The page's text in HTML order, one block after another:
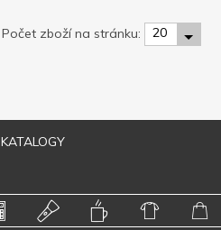
Počet zboží na stránku: 20
KATALOGY